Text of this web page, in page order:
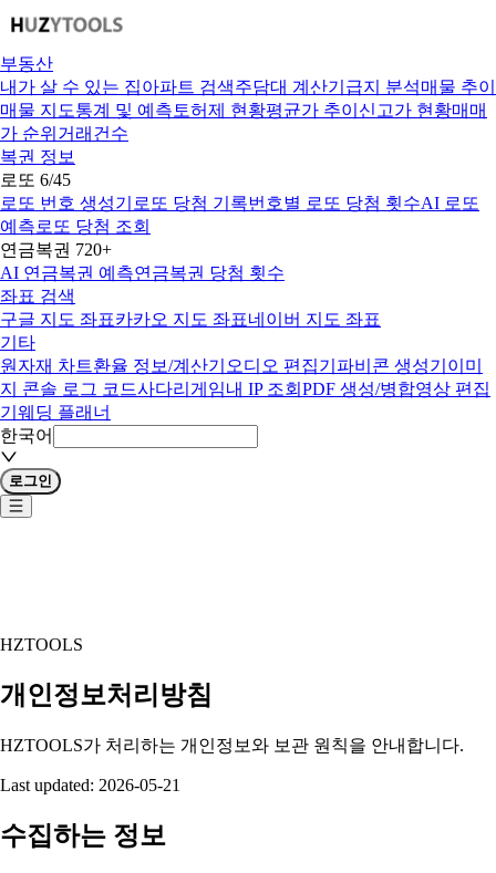
부동산
내가 살 수 있는 집아파트 검색주담대 계산기 급지 분석매물 추이
매물 지도통계 및 예측 토허제 현황평균가 추이 신고가 현황매매
가 순위 거래건수
복권 정보
로또 6/45
로또 번호 생성기 로또 당첨 기록번호별 로또 당첨 횟수AI 로또
예측로또 당첨 조회
연금복권 720+
AI 연금복권 예측연금복권 당첨 횟수
좌표 검색
구글 지도 좌표카카오 지도 좌표네이버 지도 좌표
기타
원자재 차트환율 정보/계산기 오디오 편집기 파비콘 생성기 이미
지 콘솔 로그 코드사다리게임내 IP 조회 PDF 생성/병합영상 편집
기 웨딩 플래너
한국어
로그인
HZTOOLS
개인정보처리방침
HZTOOLS가 처리하는 개인정보와 보관 원칙을 안내합니다.
Last updated: 2026-05-21
수집하는 정보